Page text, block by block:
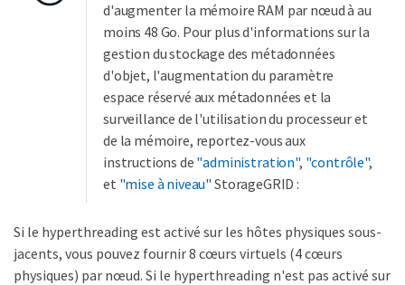
d'augmenter la mémoire RAM par nœud à au
moins 48 Go. Pour plus d'informations sur la
gestion du stockage des métadonnées
d'objet, l'augmentation du paramètre
espace réservé aux métadonnées et la
surveillance de l'utilisation du processeur et
de la mémoire, reportez-vous aux
instructions de "administration", "contrôle",
et "mise à niveau" StorageGRID :
Si le hyperthreading est activé sur les hôtes physiques sous-
jacents, vous pouvez fournir 8 cœurs virtuels (4 cœurs
physiques) par nœud. Si le hyperthreading n'est pas activé sur